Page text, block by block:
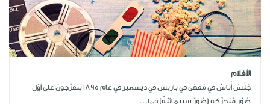
الأفلام
جَلَسَ أُناسٌ في مَقهًى في باريس في ديسمبر في عامِ 1895 يَتفرَّجونَ على أوّلِ
صُوّرٍ مُتحرِّكةٍ (صُوَرٌ سينمائيّةٌ) في ا...